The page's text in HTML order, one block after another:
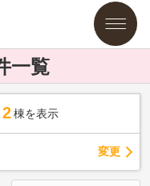
一覧
棟を表示
変更